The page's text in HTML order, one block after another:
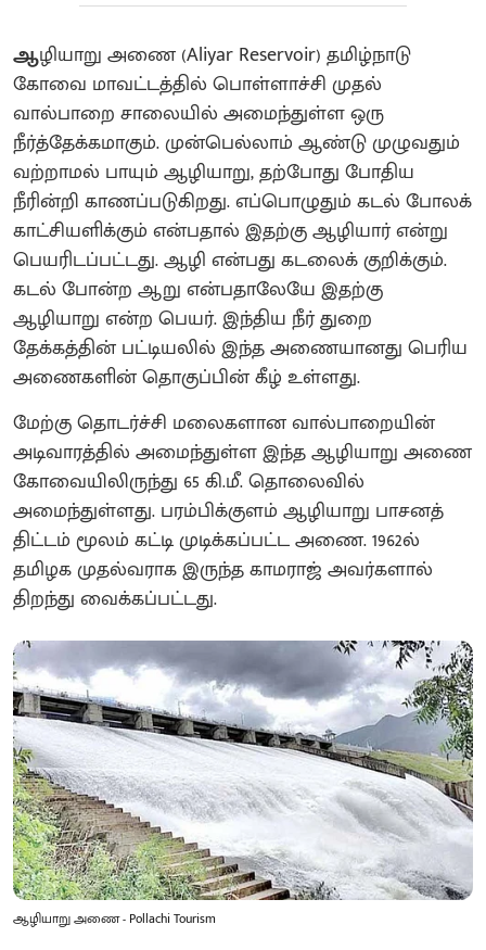
ஆழியாறு அணை (Aliyar Reservoir) தமிழ்நாடு
கோவை மாவட்டத்தில் பொள்ளாச்சி முதல்
வால்பாறை சாலையில் அமைந்துள்ள ஒரு
நீர்த்தேக்கமாகும். முன்பெல்லாம் ஆண்டு முழுவதும்
வற்றாமல் பாயும் ஆழியாறு, தற்போது போதிய
நீரின்றி காணப்படுகிறது. எப்பொழுதும் கடல் போலக்
காட்சியளிக்கும் என்பதால் இதற்கு ஆழியார் என்று
பெயரிடப்பட்டது. ஆழி என்பது கடலைக் குறிக்கும்.
கடல் போன்ற ஆறு என்பதாலேயே இதற்கு
ஆழியாறு என்ற பெயர். இந்திய நீர் துறை
தேக்கத்தின் பட்டியலில் இந்த அணையானது பெரிய
அணைகளின் தொகுப்பின் கீழ் உள்ளது.
மேற்கு தொடர்ச்சி மலைகளான வால்பாறையின்
அடிவாரத்தில் அமைந்துள்ள இந்த ஆழியாறு அணை
கோவையிலிருந்து 65 கி.மீ. தொலைவில்
அமைந்துள்ளது. பரம்பிக்குளம் ஆழியாறு பாசனத்
திட்டம் மூலம் கட்டி முடிக்கப்பட்ட அணை. 1962ல்
தமிழக முதல்வராக இருந்த காமராஜ் அவர்களால்
திறந்து வைக்கப்பட்டது.
ஆழியாறு அணை - Pollachi Tourism